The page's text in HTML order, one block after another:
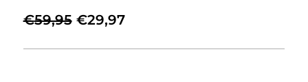
€59,95 Oorspronkelijke
was:
€29,97Huidige
is: